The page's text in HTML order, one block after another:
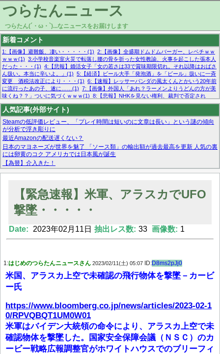
つらたんニュース
つらたん(´・ω・`)...なニュースをお届けします
新着コメント
1:【画像】避難飯、凄い・・・・・(1) 2:【画像】全盛期ドムドムバーガー、レベチｗｗ
ｗｗｗ(1) 3:小学校音楽室火災で転落し腰の骨を折った女性教諭、火事を起こした張本人
だった・・・(1) 4:【悲報】婚活女子「女の若さは33で賞味期限切れ。それ以降はおばさ
ん扱い。本当に辛いよ。」(1) 5:【経済】ビール大手「発泡酒」を「ビール」扱いに一斉
変更 酒税法改正により・・・(1) 6:【速報】レッサーパンダの風太くんとかいう20年前
に流行ったあの子、遂に……(1) 7:【画像】外国人「あれ？ラーメンよりうどんの方が美
味くね？？」ついに気づくｗｗｗ(1) 8:【悲報】NHKを見ない権利、裁判で否定され
る・・・(1) 9:欧州委員長「原発縮小は間違いでした」(1) 10:【悲報】日本企業の人手不
足、限界突破 52%「正社員も足りてません…」(1)
人気記事(外部サイト)
Steamの低評価レビュー、「プレイ時間は短いのに文章は長い」という謎の傾向
が分析で浮き彫りに
最近Amazonの配送遅くない？
日本のマヨネーズが世界を魅了 「ソース類」の輸出額が過去最高を更新 人気の裏
には卵黄のコク アメリカでは日本風が誕生
【為替】介入きた！
マーベル帝国、まさかの反省！？『サンダーボルツ』の高評価は本物か？ディズ
【モー娘。石田亜佑美】ファーストテイク出演も新規獲得ならず？北川莉央が1
【画像あり】FacebookとかTwitterで拾ったエロ画像貼ってくよ
Powered by livedoor 相互RSS
【緊急速報】米軍、アラスカでUFO
撃墜・・・・・
Date: 2023年02月11日 抽出レス数: 33 画像数: 1
1:はじめのつらたんニュースさん 2023/02/11(土) 05:07 ID:D8ms2pJj0
米国、アラスカ上空で未確認の飛行物体を撃墜－カービ
ー氏
https://www.bloomberg.co.jp/news/articles/2023-02-1
0/RPVQBQT1UM0W01
米軍はバイデン大統領の命令により、アラスカ上空で未
確認物体を撃墜した。国家安全保障会議（ＮＳＣ）のカ
ービー戦略広報調整官がホワイトハウスでのブリーフィ